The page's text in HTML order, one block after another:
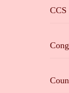
CCS